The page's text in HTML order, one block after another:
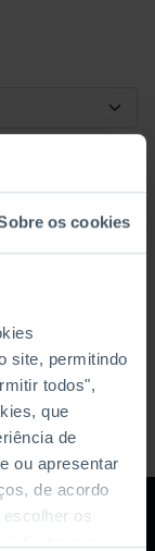
os cookies
site, permitindo
todos",
que
de
ou apresentar
de acordo
os